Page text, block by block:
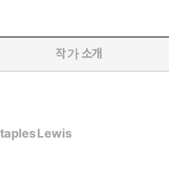
마침내 무신론을 버리고
통찰과 주관적 통찰의 하모
목이자 주제인 '예기치 못한
관한 것이자 궁극적으로 그
다.
작가 소개
Lewis